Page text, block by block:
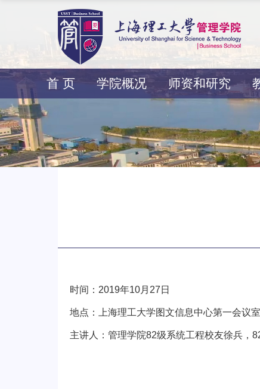
首 页 学院概况 师资和研究
时间：2019年10月27日
地点：上海理工大学图文信息中心第一会议室
主讲人：管理学院82级系统工程校友徐兵，